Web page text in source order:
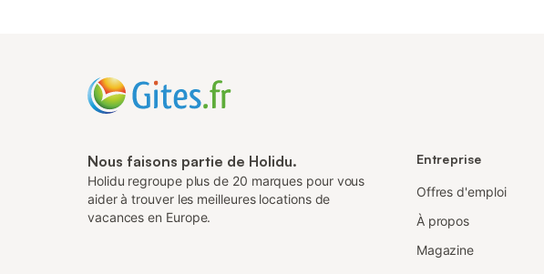
Nous faisons partie de Holidu.
Holidu regroupe plus de 20 marques pour vous
aider à trouver les meilleures locations de
vacances en Europe.
Entreprise
Offres d'emploi
À propos
Magazine